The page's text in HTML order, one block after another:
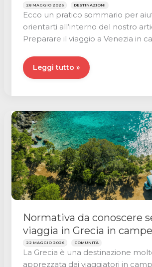
28 MAGGIO 2026 DESTINAZIONI
Ecco un pratico sommario per
orientarti all’interno del nostro
Preparare il viaggio a Venezia in
Venezia
in
guida
per
visitare
la
Serenissima
Leggi tutto »
Normativa da conoscere
viaggia in Grecia in
22 MAGGIO 2026 COMUNITÀ
La Grecia è una destinazione
apprezzata dai viaggiatori in